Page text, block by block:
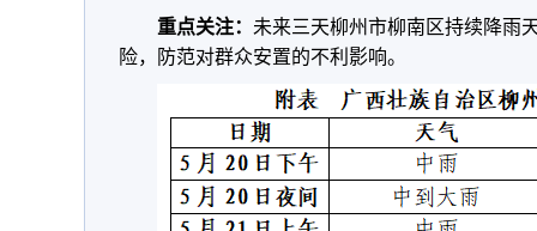
重点关注： 未来三天柳州市柳南区持续降雨
险，防范对群众安置的不利影响。